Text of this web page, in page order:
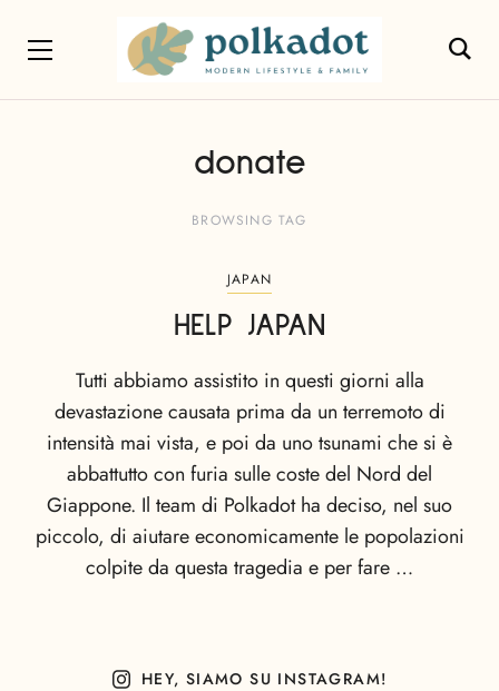
donate
BROWSING TAG
JAPAN
HELP JAPAN
Tutti abbiamo assistito in questi giorni alla
devastazione causata prima da un terremoto di
intensità mai vista, e poi da uno tsunami che si è
abbattutto con furia sulle coste del Nord del
Giappone. Il team di Polkadot ha deciso, nel suo
piccolo, di aiutare economicamente le popolazioni
colpite da questa tragedia e per fare …
HEY, SIAMO SU INSTAGRAM!